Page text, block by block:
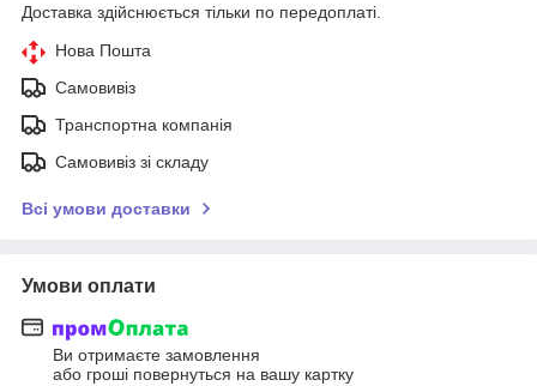
Доставка здійснюється тільки по передоплаті.
Нова Пошта
Самовивіз
Транспортна компанія
Самовивіз зі складу
Всі умови доставки
Умови оплати
Ви отримаєте замовлення
або гроші повернуться на вашу картку